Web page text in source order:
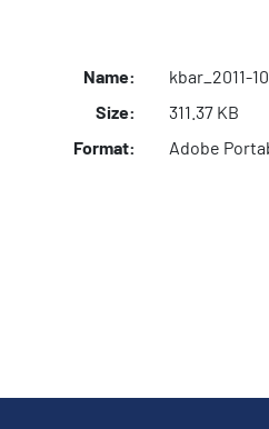
Name:
kbar_2011-
Size:
311.37 KB
Format:
Adobe